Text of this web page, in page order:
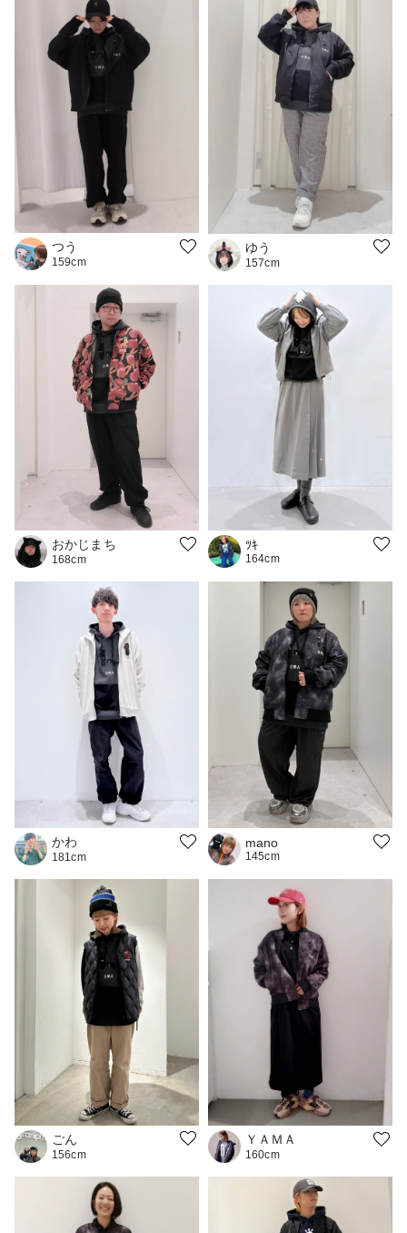
つう
159cm
ゆう
157cm
おかじまち
168cm
ﾂｷ
164cm
かわ
181cm
mano
145cm
ごん
156cm
ＹＡＭＡ
160cm